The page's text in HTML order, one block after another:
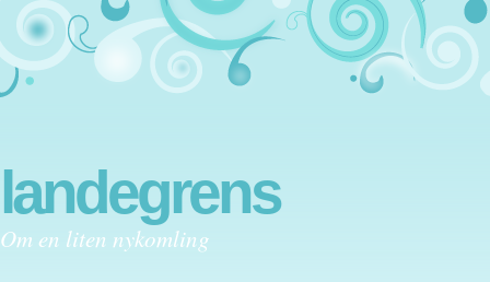
landegrens
Om en liten nykomling